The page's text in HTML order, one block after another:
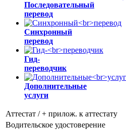
Последовательный
перевод
Синхронный
перевод
Гид-
переводчик
Дополнительные
услуги
Аттестат / + прилож. к аттестату
Водительское удостоверение